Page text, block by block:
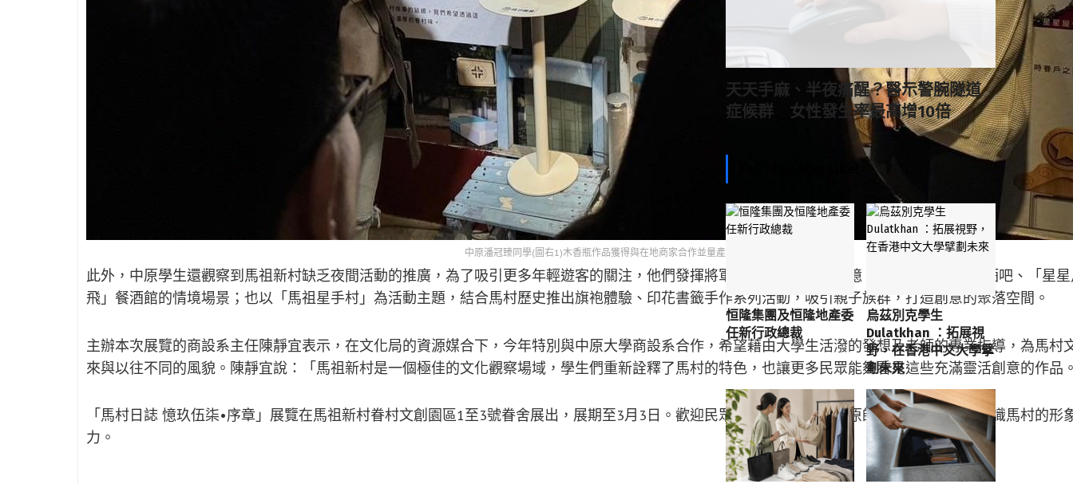
中原潘冠臻同學(圖右1)木香瓶作品獲得與在地商家合作並量產。
此外，中原學生還觀察到馬祖新村缺乏夜間活動的推廣，為了吸引更多年輕遊客的關注，他們發揮將軍村的意象和味蕾記憶，創造「MA BAR」酒吧、「星
飛」餐酒館的情境場景；也以「馬祖星手村」為活動主題，結合馬村歷史推出旗袍體驗、印花書籤手作系列活動，吸引親子族群，打造創意的聚落空間。
主辦本次展覽的商設系主任陳靜宜表示，在文化局的資源媒合下，今年特別與中原大學商設系合作，希望藉由大學生活潑的發想及老師的專業指導，為馬村
來與以往不同的風貌。陳靜宜說：「馬祖新村是一個極佳的文化觀察場域，學生們重新詮釋了馬村的特色，也讓更多民眾能夠看見這些充滿靈活創意的作品
「馬村日誌 憶玖伍柒•序章」展覽在馬祖新村眷村文創園區1至3號眷舍展出，展期至3月3日。歡迎民眾前往參觀，透過中原師生的作品，深入認識馬村的形
力。
天天手麻、半夜痛醒？醫示警腕隧道
症候群 女性發生率最高增10倍
恒隆集團及恒隆地產委
任新行政總裁
烏茲別克學生
Dulatkhan ：拓展視
野，在香港中文大學擘
劃未來